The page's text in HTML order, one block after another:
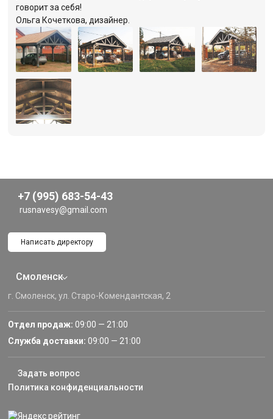
говорит за себя!
Ольга Кочеткова, дизайнер.
+7 (995) 683-54-43
rusnavesy@gmail.com
Написать директору
Смоленск
г. Смоленск, ул. Старо-Комендантская, 2
Отдел продаж: 09:00 — 21:00
Служба доставки: 09:00 — 21:00
Задать вопрос
Политика конфиденциальности